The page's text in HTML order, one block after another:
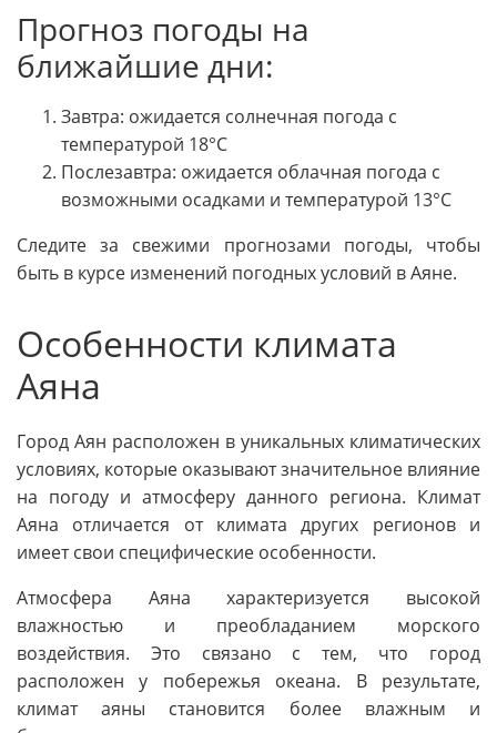
Прогноз погоды на
ближайшие дни:
Завтра: ожидается солнечная погода с
температурой 18°C
Послезавтра: ожидается облачная погода с
возможными осадками и температурой 13°C
Следите за свежими прогнозами погоды, чтобы
быть в курсе изменений погодных условий в Аяне.
Особенности климата
Аяна
Город Аян расположен в уникальных климатических
условиях, которые оказывают значительное влияние
на погоду и атмосферу данного региона. Климат
Аяна отличается от климата других регионов и
имеет свои специфические особенности.
Атмосфера Аяна характеризуется высокой
влажностью и преобладанием морского
воздействия. Это связано с тем, что город
расположен у побережья океана. В результате,
климат аяны становится более влажным и